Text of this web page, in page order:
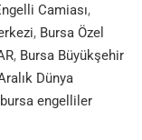
Camiası,
, Bursa Özel
, Bursa Büyükşehir
Dünya
bursa engelliler